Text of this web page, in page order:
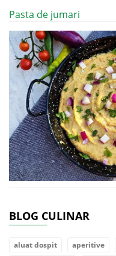
Pasta de jumari
BLOG CULINAR
aluat dospit aperitive